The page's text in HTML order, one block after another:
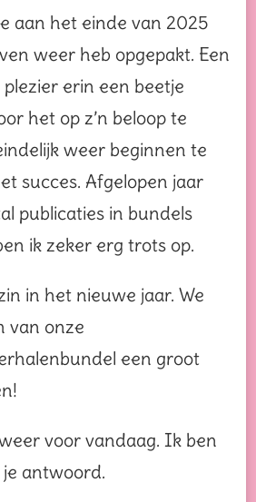
aan het einde van 2025
weer heb opgepakt. Een
erin een beetje
het op z’n beloop te
weer beginnen te
succes. Afgelopen jaar
publicaties in bundels
ik zeker erg trots op.
in het nieuwe jaar. We
van onze
een groot
voor vandaag. Ik ben
antwoord.